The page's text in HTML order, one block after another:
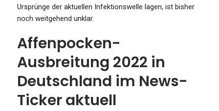
Ursprünge der aktuellen Infektionswelle lagen, ist bisher
noch weitgehend unklar.
Affenpocken-
Ausbreitung 2022 in
Deutschland im News-
Ticker aktuell